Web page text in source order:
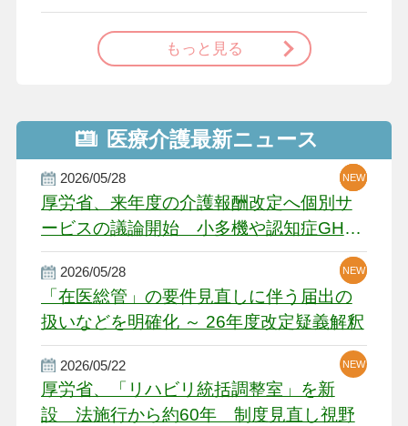
もっと見る
医療介護最新ニュース
2026/05/28
厚労省、来年度の介護報酬改定へ個別サ
ービスの議論開始 小多機や認知症GH、
厳しい経営環境に危機感
NEW
NEW
NEW
2026/05/28
「在医総管」の要件見直しに伴う届出の
扱いなどを明確化 ～ 26年度改定疑義解釈
NEW
NEW
2026/05/22
厚労省、「リハビリ統括調整室」を新
設 法施行から約60年 制度見直し視野
NEW